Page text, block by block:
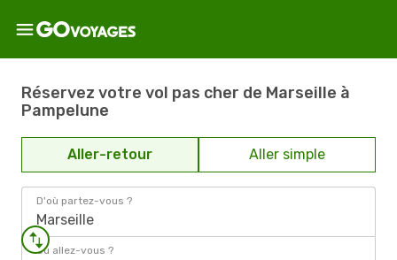
Réservez votre vol pas cher de Marseille à
Pampelune
Aller-retour Aller simple
D'où partez-vous ?
Marseille
Où allez-vous ?